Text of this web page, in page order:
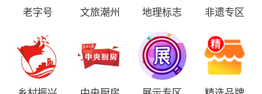
老字号 文旅潮州 地理标志 非遗专区